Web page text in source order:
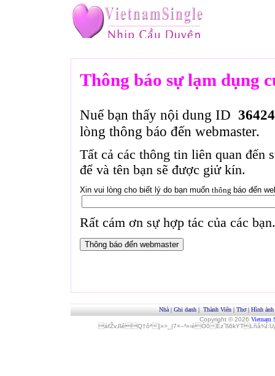
Thông báo sự lạm dụng
Nuế bạn thấy nội dung ID
lòng thông báo đến webmaster.
Tất cả các thông tin liên quan đến
để và tên bạn sẽ được giử kín.
Xin vui lòng cho biết lý do bạn muốn thông báo đến
Rất cám ơn sự hợp tác của các bạn.
Nhà | Ghi danh | Thành Viên | Thơ| Hình ảnh
Copyright © 2026 Vietnam
áfŽv‚ßêQ†ôª[»>_|7×–²»‹èÓ0